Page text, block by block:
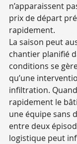
n’apparaissent
prix de départ
rapidement.
La saison peut
chantier planifié
conditions se
qu’une
infiltration.
rapidement le
une équipe sans
entre deux
logistique peut